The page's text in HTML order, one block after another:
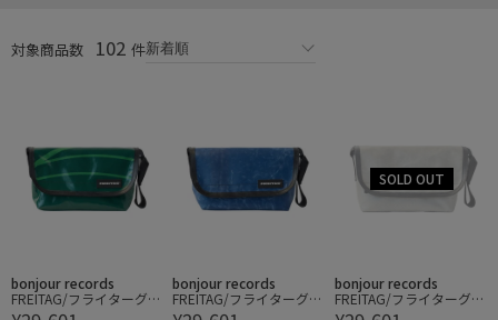
対象商品数 102 件
bonjour records
FREITAG/フライターグ H
bonjour records
FREITAG/フライターグ H
bonjour records
FREITAG/フライターグ H